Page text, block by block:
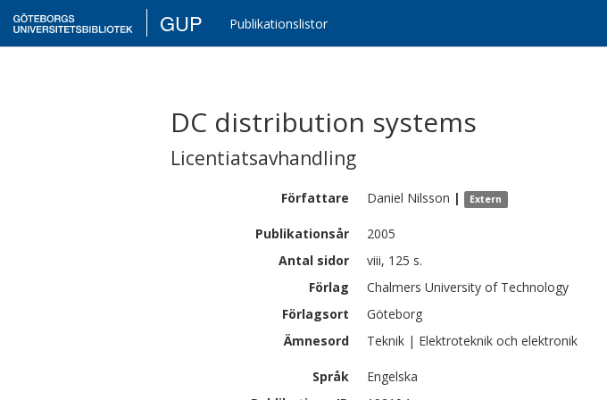
GUP Publikationslistor
DC distribution systems
Licentiatsavhandling
Författare Daniel Nilsson | Extern
Publikationsår
2005
Antal sidor
viii, 125 s.
Förlag
Chalmers University of Technology
Förlagsort
Göteborg
Ämnesord
Teknik | Elektroteknik och elektronik
Språk
Engelska